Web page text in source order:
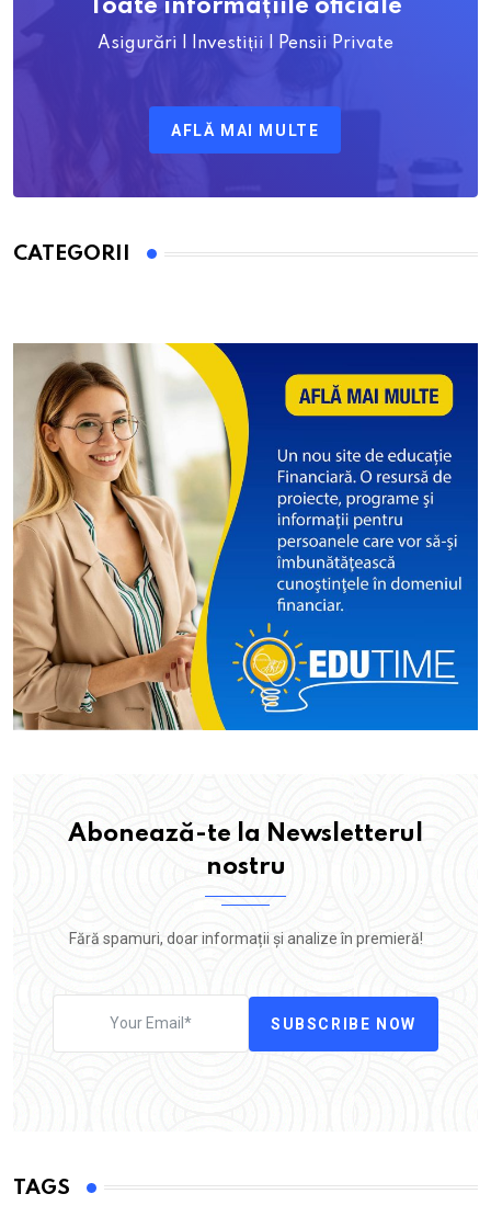
Toate informațiile oficiale
Asigurări | Investiții | Pensii Private
AFLĂ MAI MULTE
CATEGORII
Abonează-te la Newsletterul
nostru
Fără spamuri, doar informații și analize în premieră!
SUBSCRIBE NOW
TAGS